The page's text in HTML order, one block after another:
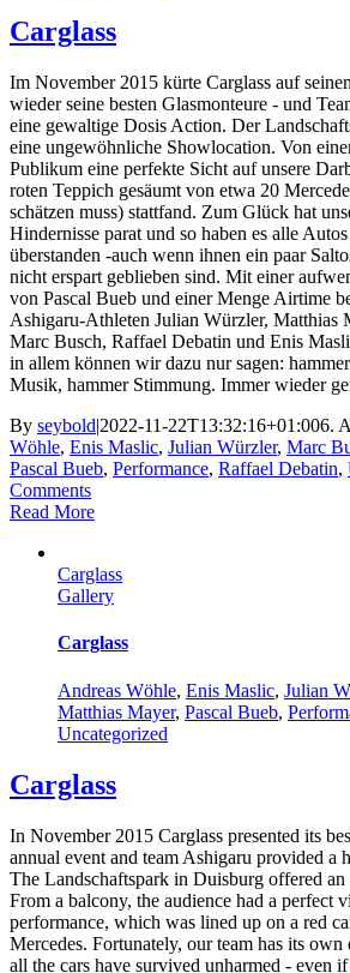
Carglass
Im November 2015 kürte Carglass auf
wieder seine besten Glasmonteure - und
eine gewaltige Dosis Action. Der
eine ungewöhnliche Showlocation. Von
Publikum eine perfekte Sicht auf unsere
roten Teppich gesäumt von etwa 20
schätzen muss) stattfand. Zum Glück hat
Hindernisse parat und so haben es alle
überstanden -auch wenn ihnen ein paar
nicht erspart geblieben sind. Mit einer
von Pascal Bueb und einer Menge Airtime
Ashigaru-Athleten Julian Würzler, Matthias
Marc Busch, Raffael Debatin und Enis
in allem können wir dazu nur sagen:
Musik, hammer Stimmung. Immer wieder
By seybold|2022-11-22T13:32:16+01:006.
Wöhle, Enis Maslic, Julian Würzler, Marc
Pascal Bueb, Performance, Raffael Debatin,
Comments
Read More
Carglass
Gallery
Carglass
Andreas Wöhle, Enis Maslic, Julian
Matthias Mayer, Pascal Bueb,
Uncategorized
Carglass
In November 2015 Carglass presented its
annual event and team Ashigaru provided a
The Landschaftspark in Duisburg offered
From a balcony, the audience had a perfect
performance, which was lined up on a red
Mercedes. Fortunately, our team has its own
all the cars have survived unharmed - even if